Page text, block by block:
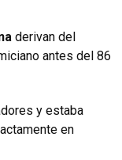
derivan del
antes del 86
y estaba
en